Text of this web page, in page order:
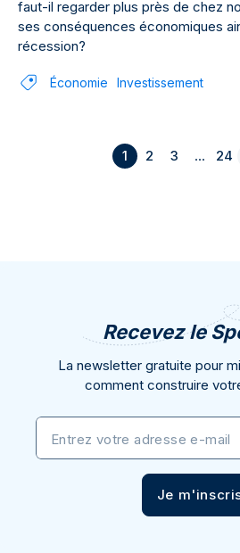
faut-il regarder plus près de chez
ses conséquences économiques
récession?
Économie Investissement
1 2 3 ... 24
Recevez le
La newsletter gratuite pour
comment construire
Entrez votre adresse e-mail
Je